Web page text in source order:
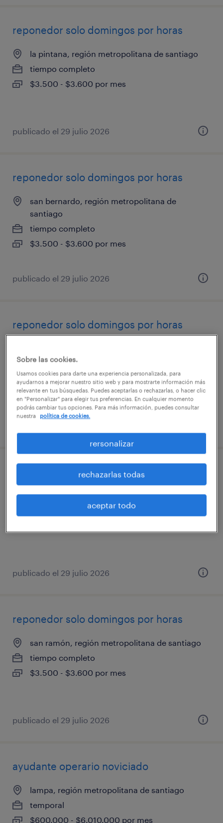
reponedor solo domingos por horas
la pintana, región metropolitana de santiago
tiempo completo
$3.500 - $3.600 por mes
publicado el 29 julio 2026
reponedor solo domingos por horas
san bernardo, región metropolitana de
santiago
tiempo completo
$3.500 - $3.600 por mes
publicado el 29 julio 2026
reponedor solo domingos por horas
tiempo completo
$3.500 - $3.600 por mes
reponedor solo domingos por horas
pirque, región metropolitana de santiago
tiempo completo
publicado el 29 julio 2026
reponedor solo domingos por horas
san ramón, región metropolitana de santiago
tiempo completo
$3.500 - $3.600 por mes
publicado el 29 julio 2026
ayudante operario noviciado
lampa, región metropolitana de santiago
temporal
$600.000 - $6.010.000 por mes
Sobre las cookies.
Usamos cookies para darte una experiencia personalizada, para
ayudarnos a mejorar nuestro sitio web y para mostrarte información más
relevante en tus búsquedas. Puedes aceptarlas o rechazarlas, o hacer clic
en "Personalizar" para elegir tus preferencias. En cualquier momento
podrás cambiar tus opciones. Para más información, puedes consultar
nuestra
política de cookies.
rersonalizar
rechazarlas todas
aceptar todo